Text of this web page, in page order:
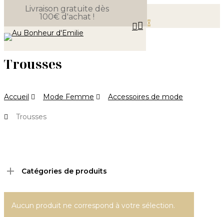
main
content
Livraison gratuite dès
100€ d'achat !
search
0
Cart
Trousses
Accueil Mode Femme Accessoires de mode
Trousses
Catégories de produits
Aucun produit ne correspond à votre sélection.